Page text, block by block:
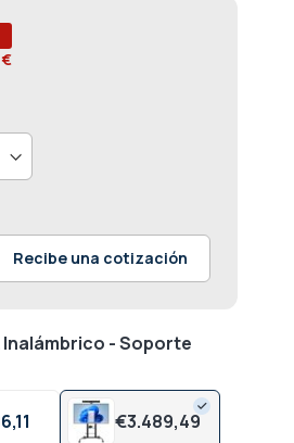
€
Recibe una cotización
Inalámbrico - Soporte
11 €3.489,49